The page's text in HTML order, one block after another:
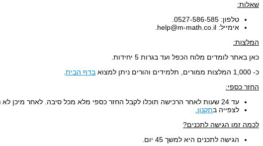
שאלות:
טלפון: 0527-586-585.
אימייל: help@m-math.co.il.
המלצות:
כאן באתר לומדים מלוח הכפל ועד בגרות 5 יחידות.
כ- 1,000 המלצות ממורים, תלמידים והורים ניתן למצוא
בדף הבית.
החזר כספי:
עד 24 שעות לאחר הרכישה תוכלו לקבל החזר כספי מלא מכל סיבה. לאחר מיכן לא ניתן לקבל החזר כספי.
לצפייה בתקנון.
לכמה זמן הגישה לתכנים?
הגישה לתכנים היא למשך 45 יום.